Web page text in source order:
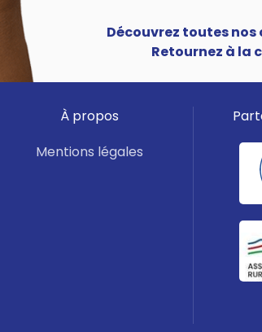
Découvrez toutes nos
Retournez à la
À propos
Mentions légales